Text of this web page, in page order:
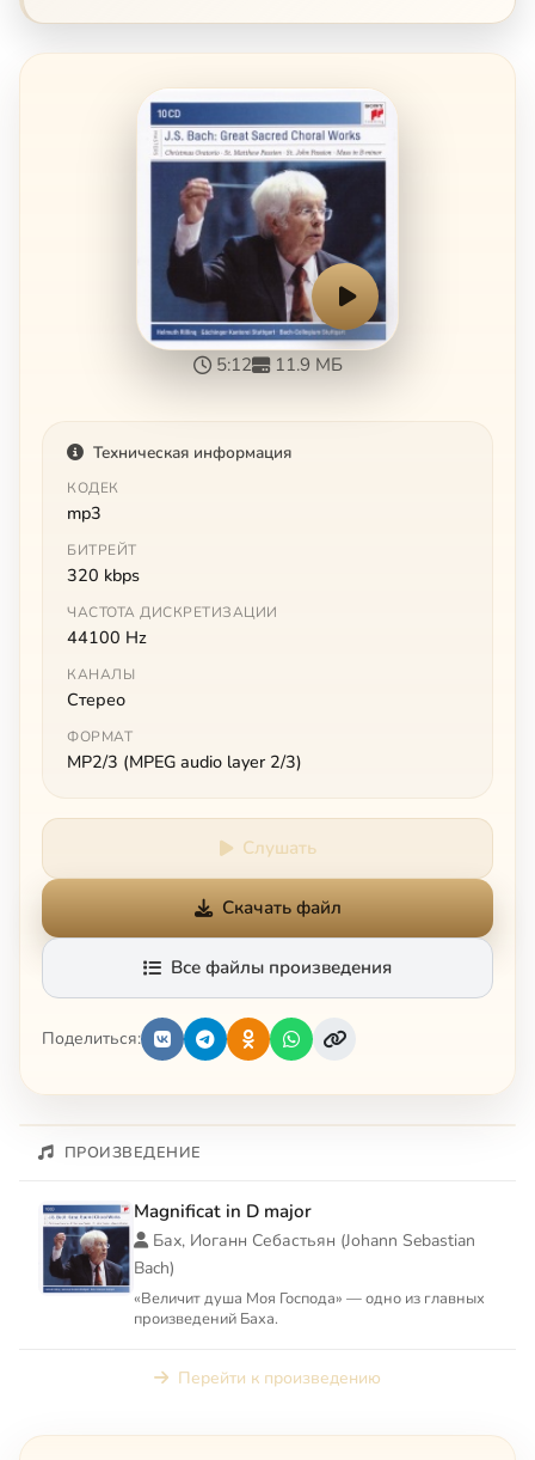
5:12 11.9 МБ
Техническая информация
КОДЕК
mp3
БИТРЕЙТ
320 kbps
ЧАСТОТА ДИСКРЕТИЗАЦИИ
44100 Hz
КАНАЛЫ
Стерео
ФОРМАТ
MP2/3 (MPEG audio layer 2/3)
Слушать
Скачать файл
Все файлы произведения
Поделиться:
ПРОИЗВЕДЕНИЕ
Magnificat in D major
Бах, Иоганн Себастьян (Johann Sebastian
Bach)
«Величит душа Моя Господа» — одно из главных
произведений Баха.
Перейти к произведению